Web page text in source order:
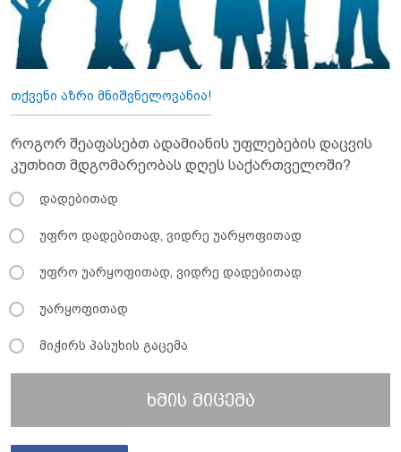
თქვენი აზრი მნიშვნელოვანია!
როგორ შეაფასებთ ადამიანის უფლებების დაცვის
კუთხით მდგომარეობას დღეს საქართველოში?
დადებითად
უფრო დადებითად, ვიდრე უარყოფითად
უფრო უარყოფითად, ვიდრე დადებითად
უარყოფითად
მიჭირს პასუხის გაცემა
ხმის მიცემა